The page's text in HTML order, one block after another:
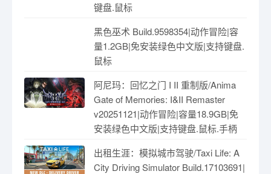
键盘.鼠标
黑色巫术 Build.9598354|动作冒险|容
量1.2GB|免安装绿色中文版|支持键盘.
鼠标
阿尼玛：回忆之门 I II 重制版/Anima
Gate of Memories: I&II Remaster
v20251121|动作冒险|容量18.9GB|免
安装绿色中文版|支持键盘.鼠标.手柄
出租生涯：模拟城市驾驶/Taxi Life: A
City Driving Simulator Build.17103691|